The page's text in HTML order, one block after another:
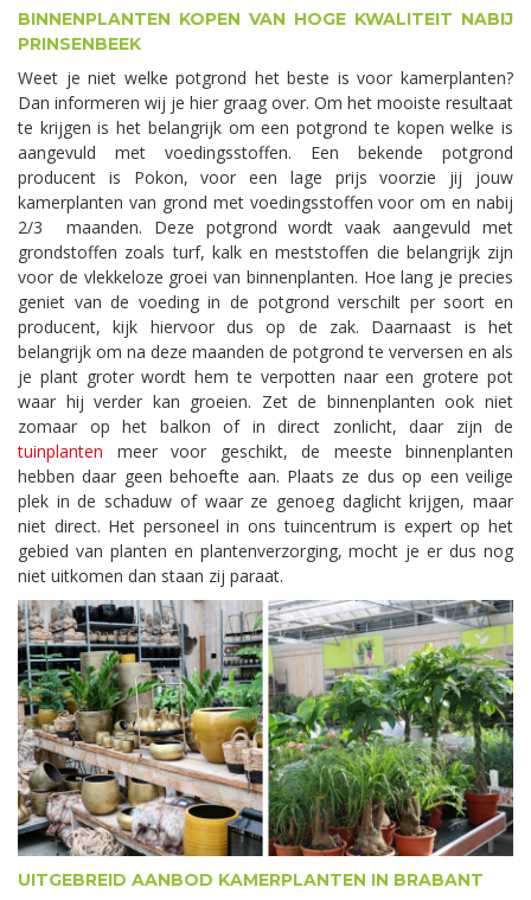
BINNENPLANTEN KOPEN VAN HOGE KWALITEIT NABIJ
PRINSENBEEK
Weet je niet welke potgrond het beste is voor kamerplanten?
Dan informeren wij je hier graag over. Om het mooiste resultaat
te krijgen is het belangrijk om een potgrond te kopen welke is
aangevuld met voedingsstoffen. Een bekende potgrond
producent is Pokon, voor een lage prijs voorzie jij jouw
kamerplanten van grond met voedingsstoffen voor om en nabij
2/3 maanden. Deze potgrond wordt vaak aangevuld met
grondstoffen zoals turf, kalk en meststoffen die belangrijk zijn
voor de vlekkeloze groei van binnenplanten. Hoe lang je precies
geniet van de voeding in de potgrond verschilt per soort en
producent, kijk hiervoor dus op de zak. Daarnaast is het
belangrijk om na deze maanden de potgrond te verversen en als
je plant groter wordt hem te verpotten naar een grotere pot
waar hij verder kan groeien. Zet de binnenplanten ook niet
zomaar op het balkon of in direct zonlicht, daar zijn de
tuinplanten meer voor geschikt, de meeste binnenplanten
hebben daar geen behoefte aan. Plaats ze dus op een veilige
plek in de schaduw of waar ze genoeg daglicht krijgen, maar
niet direct. Het personeel in ons tuincentrum is expert op het
gebied van planten en plantenverzorging, mocht je er dus nog
niet uitkomen dan staan zij paraat.
UITGEBREID AANBOD KAMERPLANTEN IN BRABANT